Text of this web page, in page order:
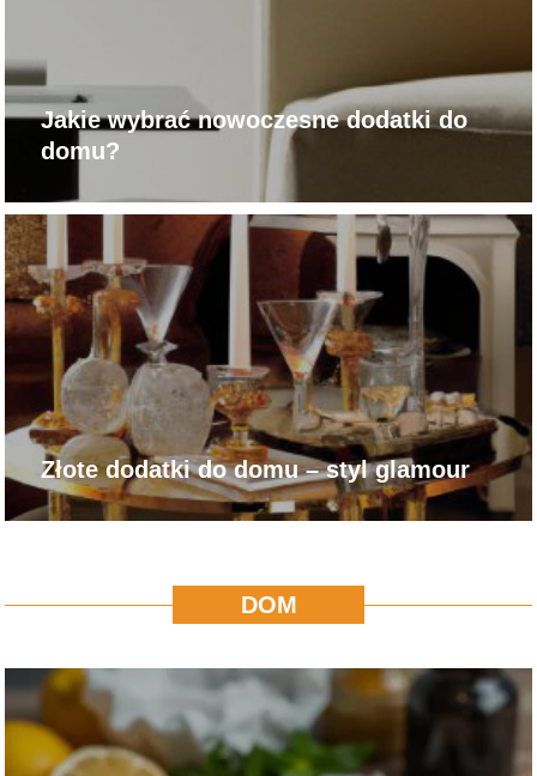
Jakie wybrać nowoczesne dodatki do
domu?
Złote dodatki do domu – styl glamour
DOM